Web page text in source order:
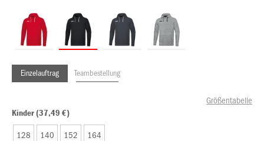
Einzelauftrag Teambestellung
Größentabelle
Kinder (37,49 €)
128 140 152 164